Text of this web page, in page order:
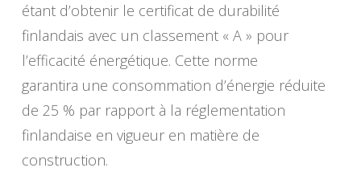
étant d’obtenir le certificat de durabilité
finlandais avec un classement « A » pour
l’efficacité énergétique. Cette norme
garantira une consommation d’énergie réduite
de 25 % par rapport à la réglementation
finlandaise en vigueur en matière de
construction.